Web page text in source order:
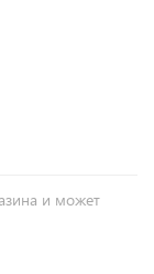
и может